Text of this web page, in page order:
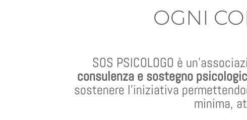
OGNI
SOS PSICOLOGO è
consulenza e sostegno
sostenere l’iniziativa
minima,